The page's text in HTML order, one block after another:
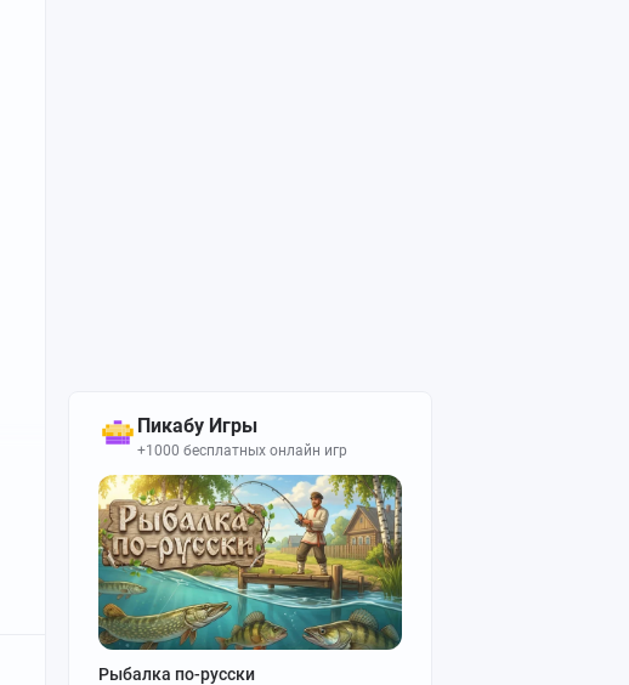
Пикабу Игры
+1000 бесплатных онлайн игр
Рыбалка по-русски